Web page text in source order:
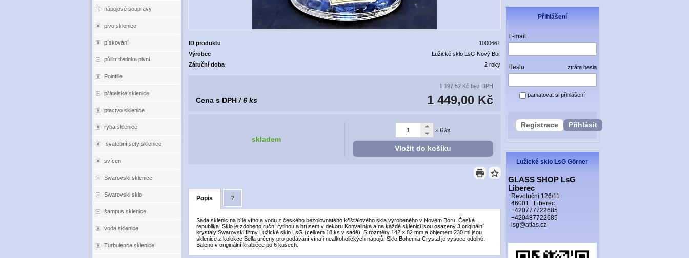
nápojové soupravy
pivo sklenice
pískování
půllitr třetinka pivní
Pointille
přátelské sklenice
ptactvo sklenice
ryba sklenice
svatební sety sklenice
svícen
Swarovski sklenice
Swarovski sklo
šampus sklenice
voda sklenice
Turbulence sklenice
Přihlášení
E-mail
Heslo ztráta hesla
pamatovat si přihlášení
Registrace Přihlásit
Lužické sklo LsG Görner
GLASS SHOP LsG
Liberec
Revoluční 126/11
46001 Liberec
+420777722685
+420487722685
lsg@atlas.cz
ID produktu
1000661
Výrobce
Lužické sklo LsG Nový Bor
Záruční doba
2 roky
1 197,52 Kč bez DPH
1 449,00 Kč
Cena s DPH / 6 ks
skladem
× 6 ks
Vložit do košíku
Popis ?
Sada sklenic na bílé víno a vodu z českého bezolovnatého křišťálového skla vyrobeného v Novém Boru, Česká
republika. Sklo je zdobeno ruční rytinou a brusem v dekoru Konvalinka a na každé sklenici jsou osazeny 3 originální
krystaly Swarovski firmy Lužické sklo LsG (celkem 18 ks v sadě). S rozměry 142 × 82 mm a objemem 230 ml jsou
sklenice z kolekce Bella určeny pro podávání vína i nealkoholických nápojů. Sklo Bohemia Crystal je vysoce odolné.
Baleno v originální krabičce po 6 kusech.